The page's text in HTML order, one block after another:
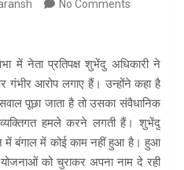
No Comments
में नेता प्रतिपक्ष शुभेंदु अधिकारी ने
गंभीर आरोप लगाए हैं। उन्होंने कहा है
पूछा जाता है तो उसका संवैधानिक
हमले करने लगती हैं। शुभेंदु
में बंगाल में कोई काम नहीं हुआ है। हुआ
को चुराकर अपना नाम दे रही